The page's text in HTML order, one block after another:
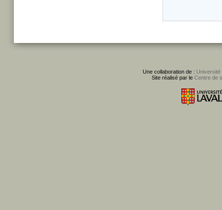
Une collaboration de : Université
Site réalisé par le Centre de